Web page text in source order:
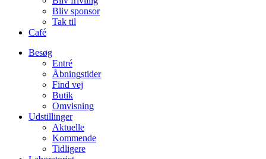
Bliv sponsor
Tak til
Café
Besøg
Entré
Åbningstider
Find vej
Butik
Omvisning
Udstillinger
Aktuelle
Kommende
Tidligere